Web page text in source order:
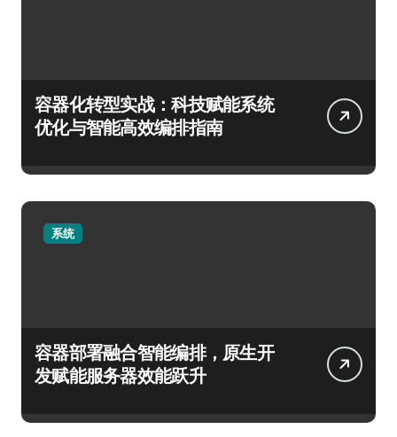
容器化转型实战：科技赋能系统
优化与智能高效编排指南
系统
容器部署融合智能编排，原生开
发赋能服务器效能跃升